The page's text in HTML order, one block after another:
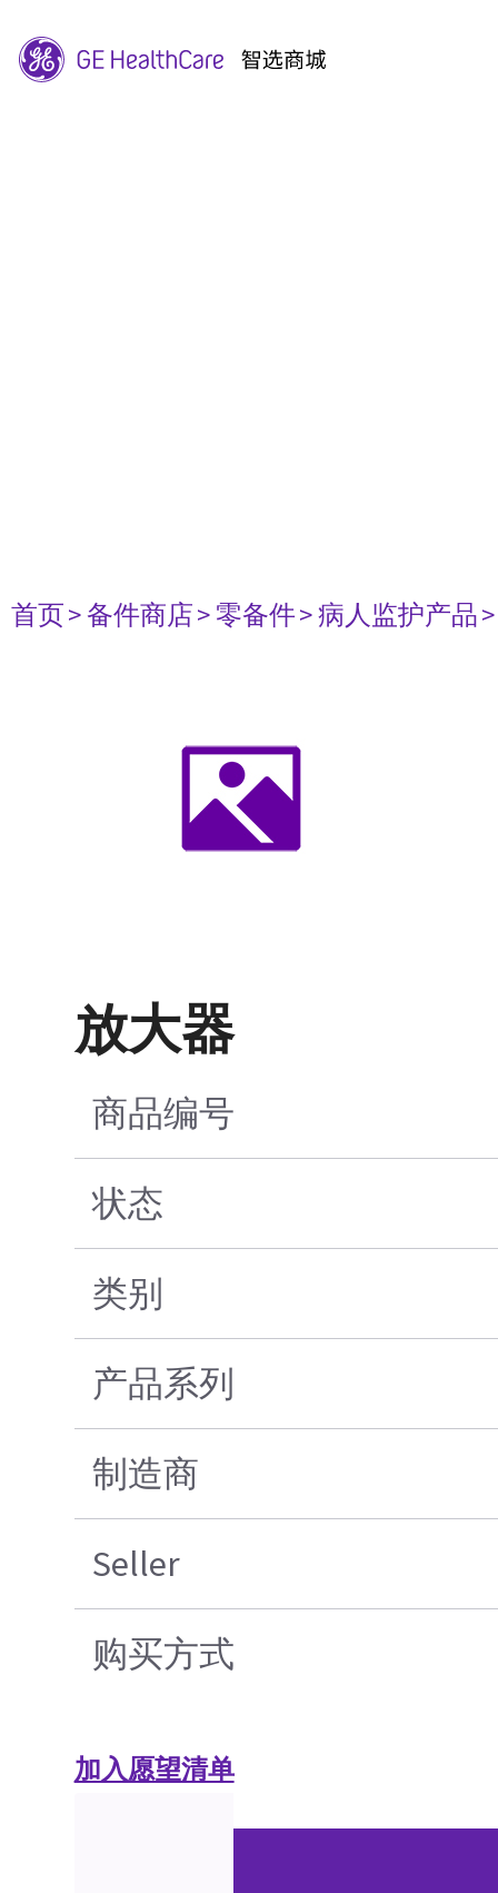
首页> 备件商店> 零备件> 病人监护产品
放大器
商品编号
状态
类别
产品系列
制造商
Seller
购买方式
加入愿望清单